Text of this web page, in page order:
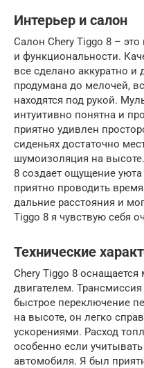
Интерьер и салон
Салон Chery Tiggo 8 –
и функциональности.
все сделано аккуратно
продумана до мелочей,
находятся под рукой.
интуитивно понятна и
приятно удивлен
сиденьях достаточно
шумоизоляция на
8 создает ощущение
приятно проводить
дальние расстояния и
Tiggo 8 я чувствую себя
Технические
Chery Tiggo 8
двигателем.
быстрое переключение
на высоте, он легко
ускорениями. Расход
особенно если
автомобиля. Я был